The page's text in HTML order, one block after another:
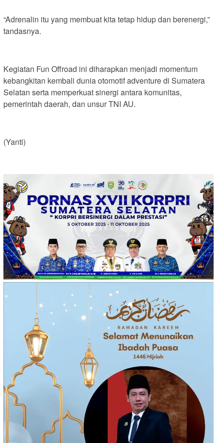
“Adrenalin itu yang membuat kita tetap hidup dan berenergi,”
tandasnya.
Kegiatan Fun Offroad ini diharapkan menjadi momentum
kebangkitan kembali dunia otomotif adventure di Sumatera
Selatan serta memperkuat sinergi antara komunitas,
pemerintah daerah, dan unsur TNI AU.
(Yanti)